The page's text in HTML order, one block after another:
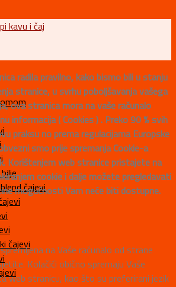
čajevi
čajevi
radila pravilno, kako bismo bili u stanju
stranice, u svrhu poboljšavanja vašega
ova stranica mora na vaše računalo
informacija ( Cookies ) . Preko 90 % svih
praksu no prema regulacijama Europske
smo prije spremanja Cookie-a
Korištenjem web stranice pristajete na
cookie i dalje možete pregledavati
mogućnosti Vam neće biti dostupne.
na Vaše računalo od strane
Kolačići obično spremaju Vaše
web stranicu, kao što su preferirani jezik